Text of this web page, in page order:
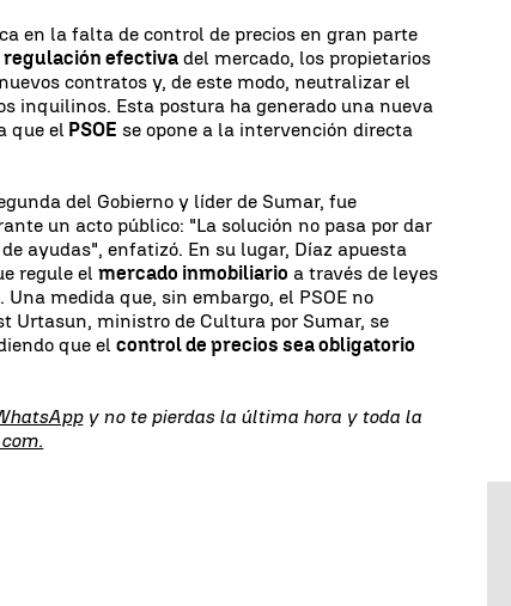
en la falta de control de precios en gran parte
regulación efectiva del mercado, los propietarios
contratos y, de este modo, neutralizar el
inquilinos. Esta postura ha generado una nueva
que el PSOE se opone a la intervención directa
del Gobierno y líder de Sumar, fue
un acto público: "La solución no pasa por dar
ayudas", enfatizó. En su lugar, Díaz apuesta
regule elmercado inmobiliario a través de leyes
medida que, sin embargo, el PSOE no
Urtasun, ministro de Cultura por Sumar, se
que elcontrol de precios sea obligatorio
y no te pierdas la última hora y toda la